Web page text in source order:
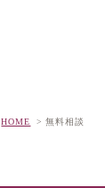
HOME 無料相談